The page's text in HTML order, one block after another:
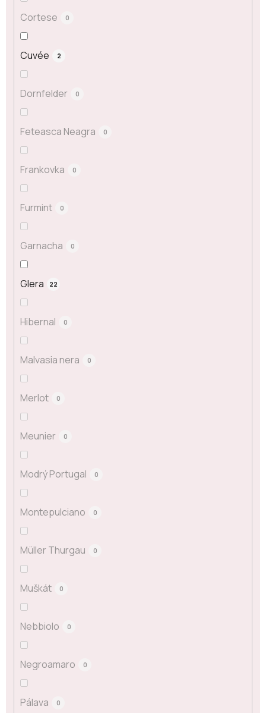
Cortese 0
Cuvée 2
Dornfelder 0
Feteasca Neagra 0
Frankovka 0
Furmint 0
Garnacha 0
Glera 22
Hibernal 0
Malvasia nera 0
Merlot 0
Meunier 0
Modrý Portugal 0
Montepulciano 0
Müller Thurgau 0
Muškát 0
Nebbiolo 0
Negroamaro 0
Pálava 0